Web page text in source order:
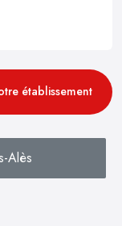
établissement
Alès